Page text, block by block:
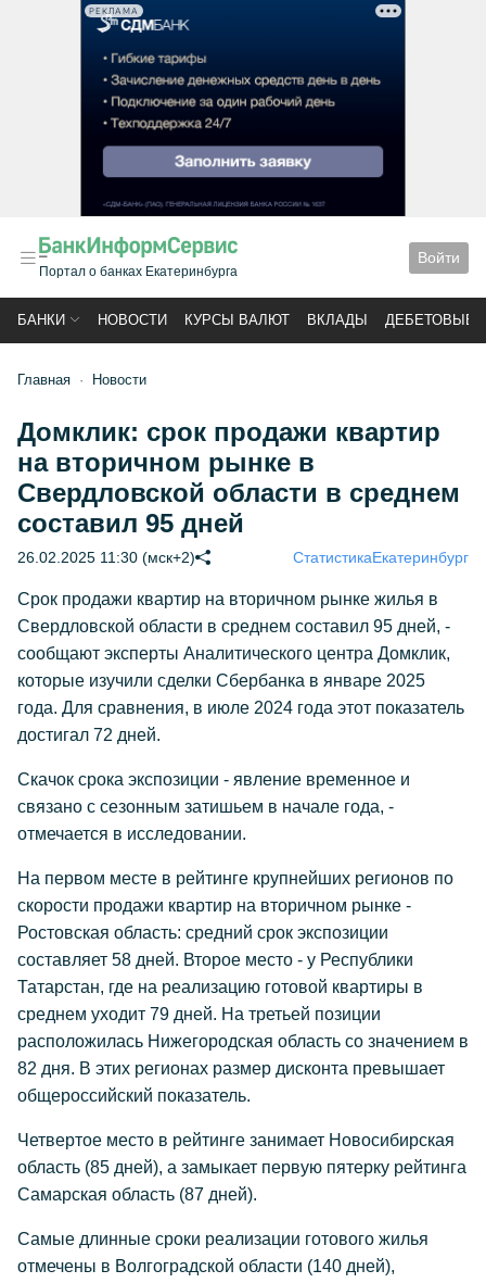
РЕКЛАМА
Портал о банках Екатеринбурга
Войти
БАНКИ НОВОСТИ КУРСЫ ВАЛЮТ ВКЛАДЫ ДЕБЕТОВЫЕ
Главная Новости
Домклик: срок продажи квартир
на вторичном рынке в
Свердловской области в среднем
составил 95 дней
26.02.2025 11:30 (мск+2) СтатистикаЕкатеринбург
Срок продажи квартир на вторичном рынке жилья в
Свердловской области в среднем составил 95 дней, -
сообщают эксперты Аналитического центра Домклик,
которые изучили сделки Сбербанка в январе 2025
года. Для сравнения, в июле 2024 года этот показатель
достигал 72 дней.
Cкачок срока экспозиции - явление временное и
связано с сезонным затишьем в начале года, -
отмечается в исследовании.
На первом месте в рейтинге крупнейших регионов по
скорости продажи квартир на вторичном рынке -
Ростовская область: средний срок экспозиции
составляет 58 дней. Второе место - у Республики
Татарстан, где на реализацию готовой квартиры в
среднем уходит 79 дней. На третьей позиции
расположилась Нижегородская область со значением в
82 дня. В этих регионах размер дисконта превышает
общероссийский показатель.
Четвертое место в рейтинге занимает Новосибирская
область (85 дней), а замыкает первую пятерку рейтинга
Самарская область (87 дней).
Самые длинные сроки реализации готового жилья
отмечены в Волгоградской области (140 дней),